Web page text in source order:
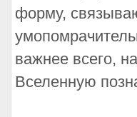
форму,
важнее всего,
Вселенную